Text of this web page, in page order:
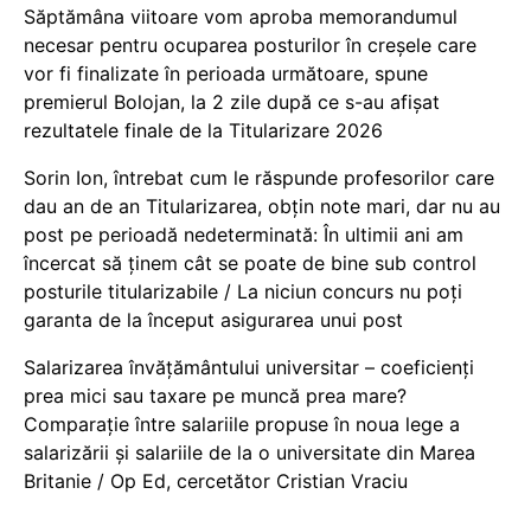
Săptămâna viitoare vom aproba memorandumul
necesar pentru ocuparea posturilor în creșele care
vor fi finalizate în perioada următoare, spune
premierul Bolojan, la 2 zile după ce s-au afișat
rezultatele finale de la Titularizare 2026
Sorin Ion, întrebat cum le răspunde profesorilor care
dau an de an Titularizarea, obțin note mari, dar nu au
post pe perioadă nedeterminată: În ultimii ani am
încercat să ținem cât se poate de bine sub control
posturile titularizabile / La niciun concurs nu poți
garanta de la început asigurarea unui post
Salarizarea învățământului universitar – coeficienți
prea mici sau taxare pe muncă prea mare?
Comparație între salariile propuse în noua lege a
salarizării și salariile de la o universitate din Marea
Britanie / Op Ed, cercetător Cristian Vraciu